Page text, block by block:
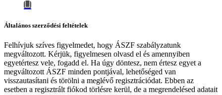
Általános szerződési feltételek
Felhívjuk szíves figyelmedet, hogy ÁSZF szabályzatunk
megváltozott. Kérjük, figyelmesen olvasd el és amennyiben
egyetértesz vele, fogadd el. Ha úgy döntesz, nem értesz egyet a
megváltozott ÁSZF minden pontjával, lehetőséged van
visszautasítani és törölni a meglévő regisztrációdat. Ebben az
esetben a regisztrált fiókod törlésre kerül, de a megrendelésed adatait